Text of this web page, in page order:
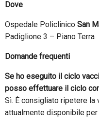
Dove
Ospedale Policlinico San
Padiglione 3 – Piano Terra
Domande frequenti
Se ho eseguito il ciclo
posso effettuare il ciclo
Sì. È consigliato ripetere la
attualmente disponibile